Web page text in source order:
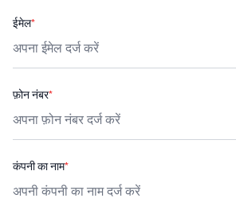
ईमेल*
फ़ोन नंबर*
कंपनी का नाम*